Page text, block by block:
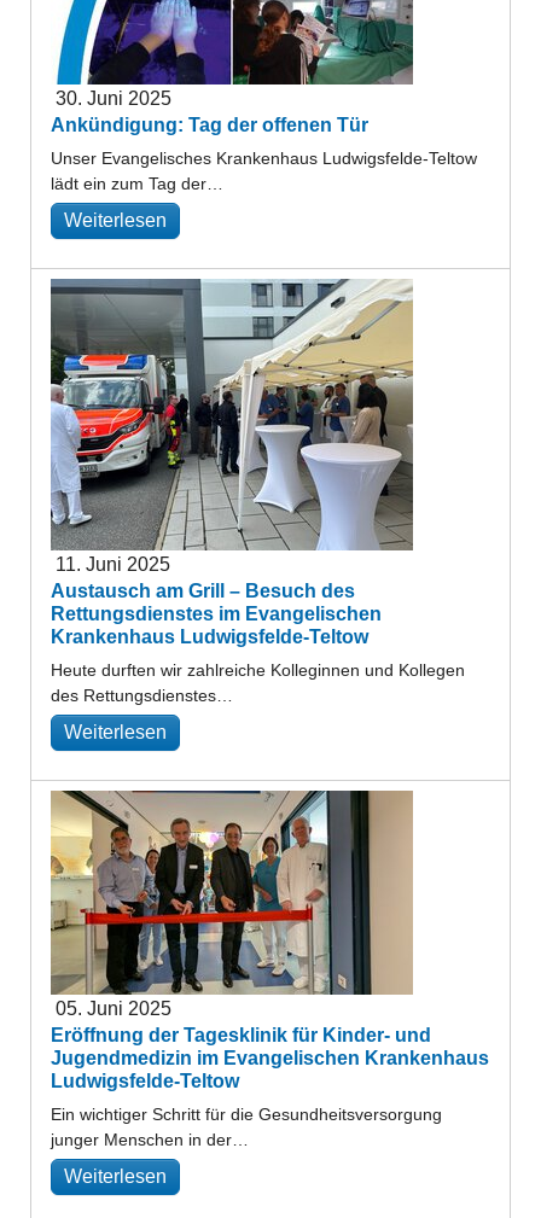
30. Juni 2025
Ankündigung: Tag der offenen Tür
Unser Evangelisches Krankenhaus Ludwigsfelde-Teltow
lädt ein zum Tag der…
Weiterlesen
11. Juni 2025
Austausch am Grill – Besuch des
Rettungsdienstes im Evangelischen
Krankenhaus Ludwigsfelde-Teltow
Heute durften wir zahlreiche Kolleginnen und Kollegen
des Rettungsdienstes…
Weiterlesen
05. Juni 2025
Eröffnung der Tagesklinik für Kinder- und
Jugendmedizin im Evangelischen Krankenhaus
Ludwigsfelde-Teltow
Ein wichtiger Schritt für die Gesundheitsversorgung
junger Menschen in der…
Weiterlesen